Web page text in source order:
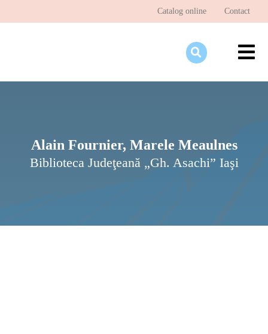
Catalog online Contact
Alain Fournier, Marele Meaulnes
Biblioteca Judeţeană „Gh. Asachi” Iaşi